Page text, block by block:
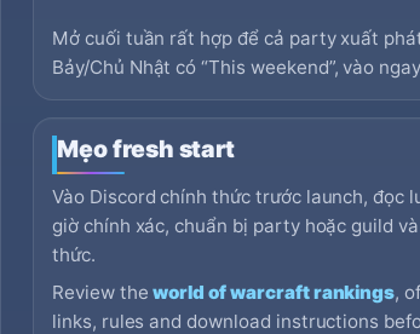
Mở cuối tuần rất hợp để cả party xuất
Bảy/Chủ Nhật có “This weekend”, vào
Mẹo fresh start
Vào Discord chính thức trước launch, đọc
giờ chính xác, chuẩn bị party hoặc guild
thức.
Review theworld of warcraft rankings,
links, rules and download instructions